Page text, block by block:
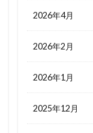
2026年4月
2026年2月
2026年1月
2025年12月